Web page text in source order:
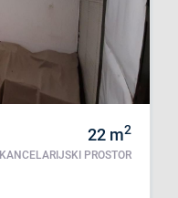
22 m2
KANCELARIJSKI PROSTOR